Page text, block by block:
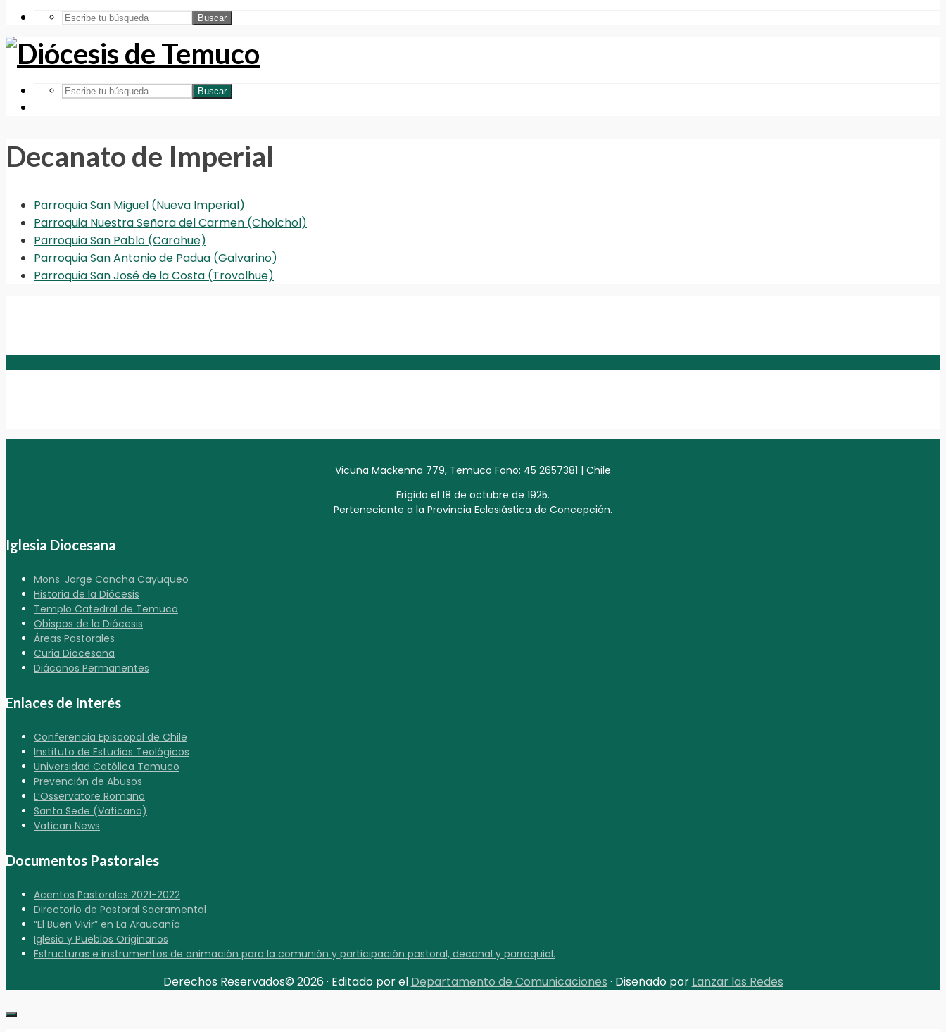
Buscar
Buscar
Decanato de Imperial
Parroquia San Miguel (Nueva Imperial)
Parroquia Nuestra Señora del Carmen (Cholchol)
Parroquia San Pablo (Carahue)
Parroquia San Antonio de Padua (Galvarino)
Parroquia San José de la Costa (Trovolhue)
Vicuña Mackenna 779, Temuco Fono: 45 2657381 | Chile
Erigida el 18 de octubre de 1925.
Perteneciente a la Provincia Eclesiástica de Concepción.
Iglesia Diocesana
Mons. Jorge Concha Cayuqueo
Historia de la Diócesis
Templo Catedral de Temuco
Obispos de la Diócesis
Áreas Pastorales
Curia Diocesana
Diáconos Permanentes
Enlaces de Interés
Conferencia Episcopal de Chile
Instituto de Estudios Teológicos
Universidad Católica Temuco
Prevención de Abusos
L’Osservatore Romano
Santa Sede (Vaticano)
Vatican News
Documentos Pastorales
Acentos Pastorales 2021-2022
Directorio de Pastoral Sacramental
“El Buen Vivir” en La Araucanía
Iglesia y Pueblos Originarios
Estructuras e instrumentos de animación para la comunión y participación pastoral, decanal y parroquial.
Derechos Reservados© 2026 · Editado por el Departamento de Comunicaciones · Diseñado por Lanzar las Redes